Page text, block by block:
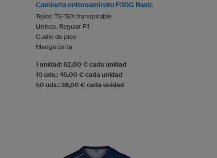
Camiseta entrenamiento F3DG Basic
Tejido TS-TEX transpirable
Unisex, Regular Fit
Cuello de pico
Manga corta
1 unidad: 62,00 € cada unidad
10 uds.: 45,00 € cada unidad
50 uds.: 38,00 € cada unidad